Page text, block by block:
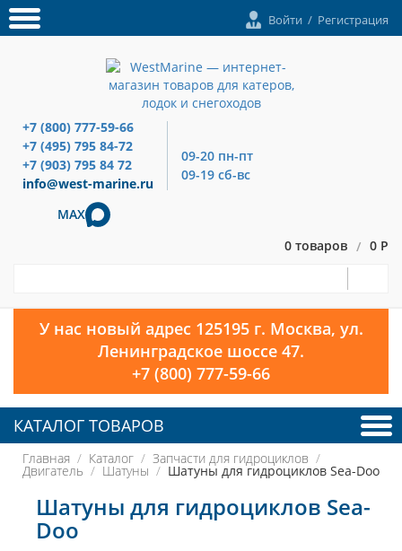
Войти / Регистрация
+7 (800) 777-59-66
+7 (495) 795 84-72
+7 (903) 795 84 72
info@west-marine.ru
09-20 пн-пт
09-19 сб-вс
MAX
0 товаров / 0 Р
У нас новый адрес 125195 г. Москва, ул.
Ленинградское шоссе 47.
+7 (800) 777-59-66
КАТАЛОГ ТОВАРОВ
Главная Каталог Запчасти для гидроциклов
Двигатель Шатуны Шатуны для гидроциклов Sea-Doo
Шатуны для гидроциклов Sea-
Doo